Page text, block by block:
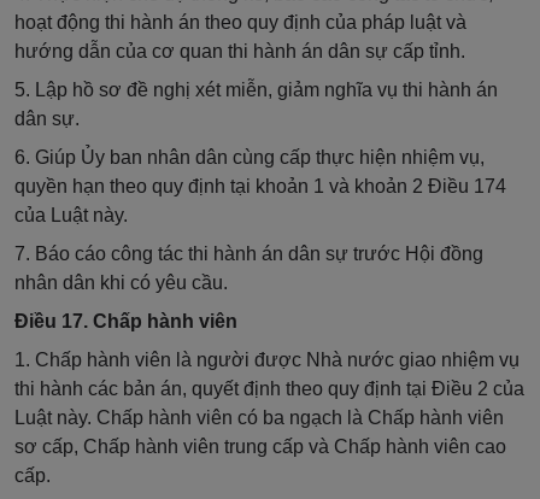
hoạt động thi hành án theo quy định của pháp luật và
hướng dẫn của cơ quan thi hành án dân sự cấp tỉnh.
5. Lập hồ sơ đề nghị xét miễn, giảm nghĩa vụ thi hành án
dân sự.
6. Giúp Ủy ban nhân dân cùng cấp thực hiện nhiệm vụ,
quyền hạn theo quy định tại khoản 1 và khoản 2 Điều 174
của Luật này.
7. Báo cáo công tác thi hành án dân sự trước Hội đồng
nhân dân khi có yêu cầu.
Điều 17. Chấp hành viên
1. Chấp hành viên là người được Nhà nước giao nhiệm vụ
thi hành các bản án, quyết định theo quy định tại Điều 2 của
Luật này. Chấp hành viên có ba ngạch là Chấp hành viên
sơ cấp, Chấp hành viên trung cấp và Chấp hành viên cao
cấp.